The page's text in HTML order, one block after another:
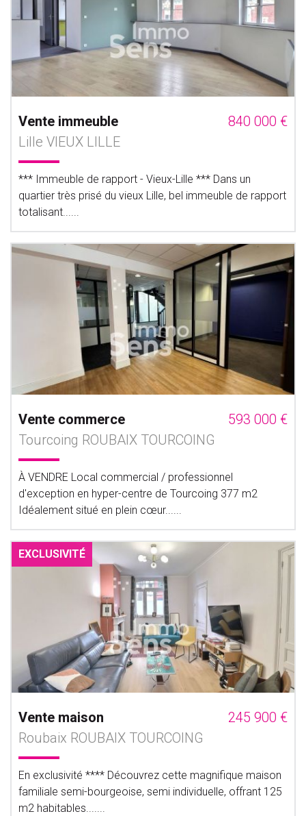
Vente immeuble
840 000 €
Lille VIEUX LILLE
*** Immeuble de rapport - Vieux-Lille *** Dans un
quartier très prisé du vieux Lille, bel immeuble de rapport
totalisant......
Vente commerce
593 000 €
Tourcoing ROUBAIX TOURCOING
À VENDRE Local commercial / professionnel
d'exception en hyper-centre de Tourcoing 377 m2
Idéalement situé en plein cœur......
EXCLUSIVITÉ
Vente maison
245 900 €
Roubaix ROUBAIX TOURCOING
En exclusivité **** Découvrez cette magnifique maison
familiale semi-bourgeoise, semi individuelle, offrant 125
m2 habitables.......